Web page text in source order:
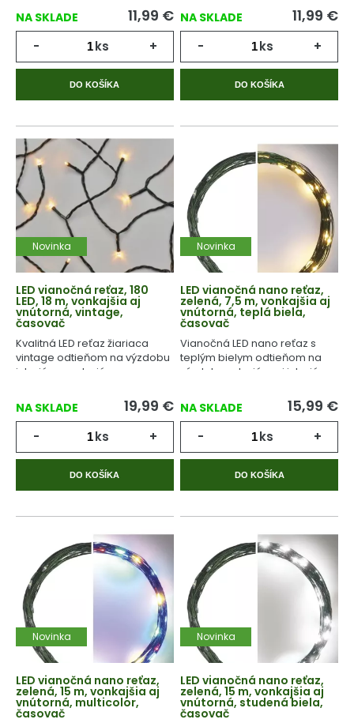
NA SKLADE 11,99 €
- ks +
DO KOŠÍKA
NA SKLADE 11,99 €
- ks +
DO KOŠÍKA
Novinka
LED vianočná reťaz, 180
LED, 18 m, vonkajšia aj
vnútorná, vintage,
časovač
Kvalitná LED reťaz žiariaca
vintage odtieňom na výzdobu
interiéru a exteriéru.
NA SKLADE 19,99 €
- ks +
DO KOŠÍKA
Novinka
LED vianočná nano reťaz,
zelená, 7,5 m, vonkajšia aj
vnútorná, teplá biela,
časovač
Vianočná LED nano reťaz s
teplým bielym odtieňom na
výzdobu exteriéru aj interiéru.
NA SKLADE 15,99 €
- ks +
DO KOŠÍKA
Novinka
LED vianočná nano reťaz,
zelená, 15 m, vonkajšia aj
vnútorná, multicolor,
časovač
Novinka
LED vianočná nano reťaz,
zelená, 15 m, vonkajšia aj
vnútorná, studená biela,
časovač